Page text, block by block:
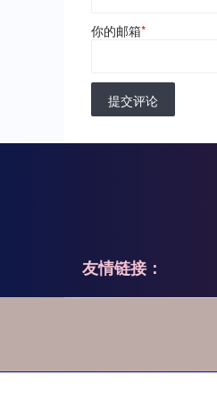
你的邮箱*
提交评论
友情链接：